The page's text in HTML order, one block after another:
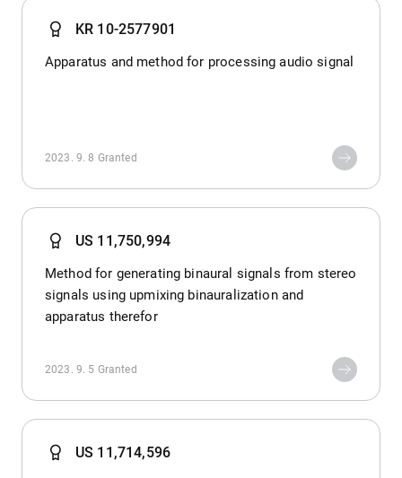
KR 10-2577901
Apparatus and method for processing audio signal
2023. 9. 8 Granted
US 11,750,994
Method for generating binaural signals from stereo
signals using upmixing binauralization and
apparatus therefor
2023. 9. 5 Granted
US 11,714,596